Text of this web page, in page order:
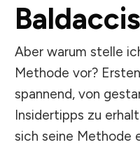
Aber warum stelle
Methode vor?
spannend, von
Insidertipps zu
sich seine Methode